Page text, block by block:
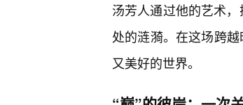
汤芳人通过他的艺术
处的涟漪。在这场跨
又美好的世界。